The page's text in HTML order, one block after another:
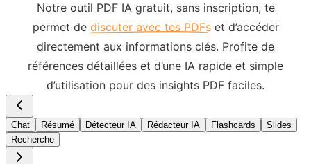
Notre outil PDF IA gratuit, sans inscription, te
permet de discuter avec tes PDFset d’accéder
directement aux informations clés. Profite de
références détaillées et d’une IA rapide et simple
d’utilisation pour des insights PDF faciles.
Chat Résumé Détecteur IA Rédacteur IA Flashcards
Slides
Recherche